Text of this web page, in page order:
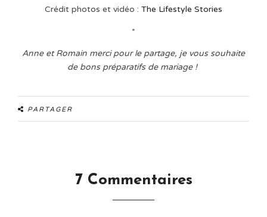
Crédit photos et vidéo : The Lifestyle Stories
*
Anne et Romain merci pour le partage, je vous souhaite
de bons préparatifs de mariage !
PARTAGER
7 Commentaires